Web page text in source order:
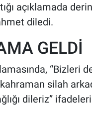
açıklamada
diledi.
GELDİ
“Bizleri
silah
dileriz”